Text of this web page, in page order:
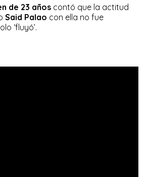
de 23 años contó que la actitud
Said Palao con ella no fue
‘fluyó’.